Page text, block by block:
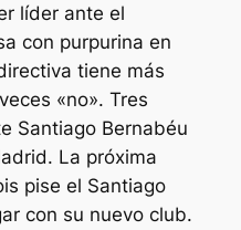
líder ante el
con purpurina en
tiene más
«no». Tres
Santiago Bernabéu
La próxima
pise el Santiago
con su nuevo club.